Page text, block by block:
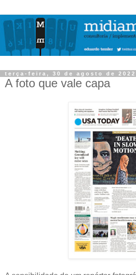
terça-feira, 30 de agosto de 2022
A foto que vale capa